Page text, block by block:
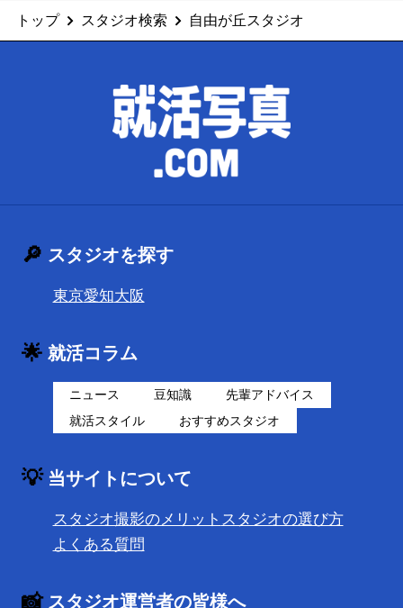
トップ スタジオ検索 自由が丘スタジオ
🔎 スタジオを探す
東京愛知大阪
🌟 就活コラム
ニュース 豆知識
先輩アドバイス
就活スタイル
おすすめスタジオ
💡 当サイトについて
スタジオ撮影のメリット スタジオの選び方
よくある質問
📸 スタジオ運営者の皆様へ